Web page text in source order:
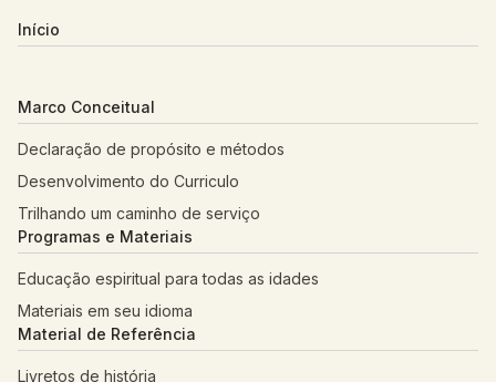
Início
Marco Conceitual
Declaração de propósito e métodos
Desenvolvimento do Curriculo
Trilhando um caminho de serviço
Programas e Materiais
Educação espiritual para todas as idades
Materiais em seu idioma
Material de Referência
Livretos de história